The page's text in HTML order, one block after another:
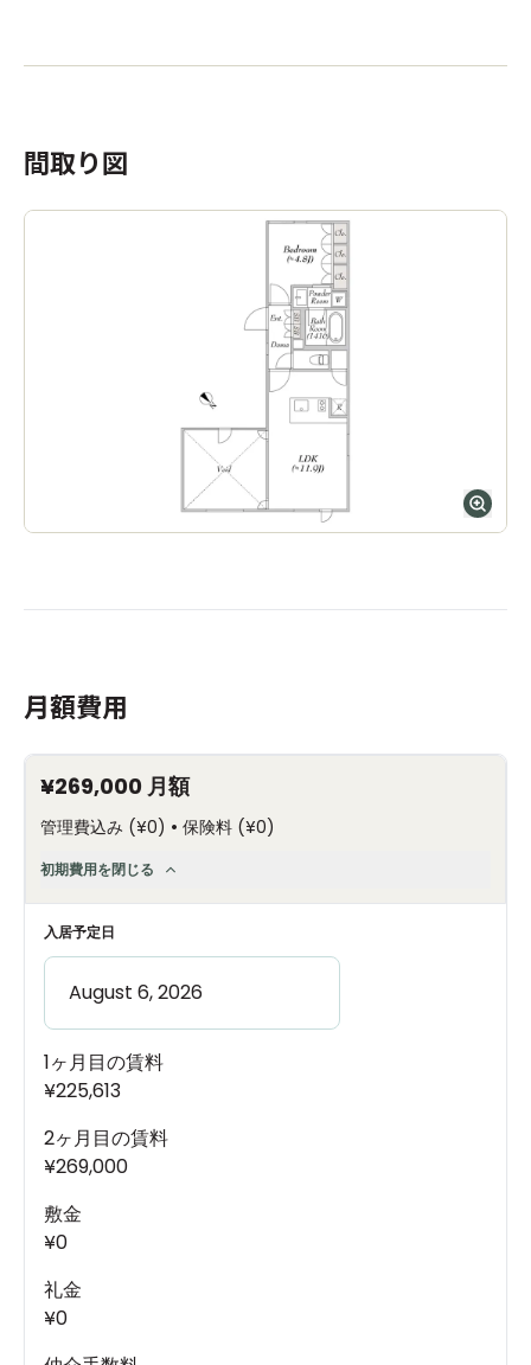
間取り図
月額費用
¥269,000 月額
管理費込み (¥0) • 保険料 (¥0)
初期費用を閉じる
入居予定日
1ヶ月目の賃料
¥225,613
2ヶ月目の賃料
¥269,000
敷金
¥0
礼金
¥0